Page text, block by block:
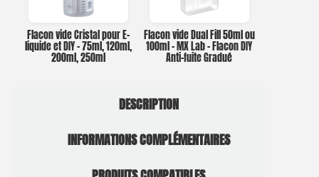
Flacon vide Cristal pour E-
liquide et DIY – 75ml, 120ml,
200ml, 250ml
Flacon vide Dual Fill 50ml ou
100ml – MX Lab – Flacon DIY
Anti-fuite Gradué
DESCRIPTION
INFORMATIONS COMPLÉMENTAIRES